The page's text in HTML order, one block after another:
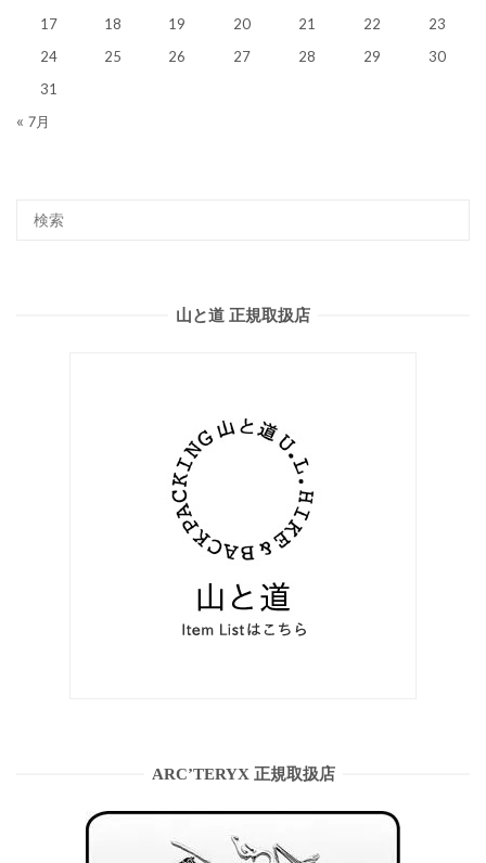
17 18 19 20 21 22
23
24
25 26 27 28 29
30
31
« 7月
山と道 正規取扱店
ARC’TERYX 正規取扱店